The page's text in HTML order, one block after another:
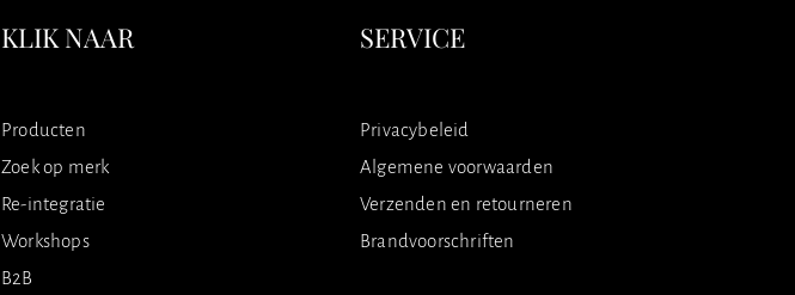
KLIK NAAR
Producten
Zoek op merk
Re-integratie
Workshops
B2B
SERVICE
Privacybeleid
Algemene voorwaarden
Verzenden en retourneren
Brandvoorschriften